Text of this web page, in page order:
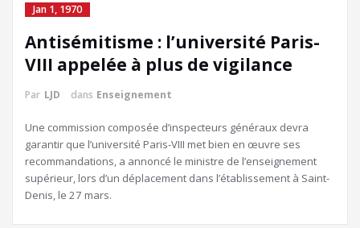
Jan 1, 1970
Antisémitisme : l’université Paris-
VIII appelée à plus de vigilance
Par LJD dans Enseignement
Une commission composée d’inspecteurs généraux devra
garantir que l’université Paris-VIII met bien en œuvre ses
recommandations, a annoncé le ministre de l’enseignement
supérieur, lors d’un déplacement dans l’établissement à Saint-
Denis, le 27 mars.